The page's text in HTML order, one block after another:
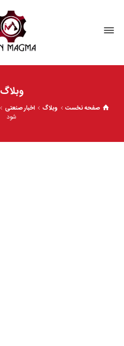
وبلاگ
صفحه نخست وبلاگ اخبار صنعتی
شود